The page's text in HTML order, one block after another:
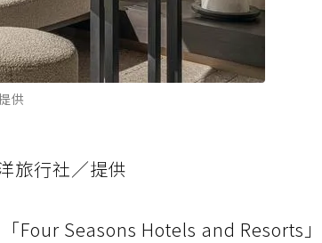
供
旅行社／提供
Four Seasons Hotels and Resorts」